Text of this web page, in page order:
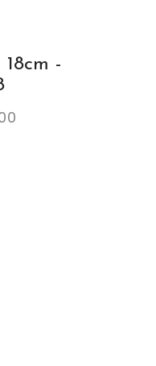
18cm -